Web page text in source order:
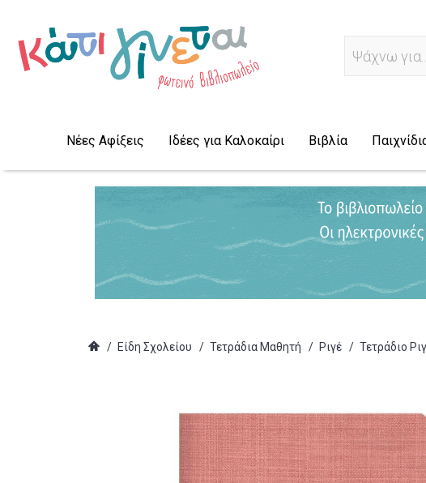
Αναζήτησ
Νέες Αφίξεις Ιδέες για Καλοκαίρι Βιβλία
/ Είδη Σχολείου / Τετράδια Μαθητή / Ριγέ / Τετράδιο